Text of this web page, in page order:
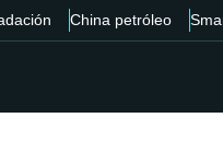
China petróleo